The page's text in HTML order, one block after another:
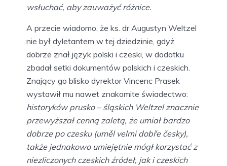
wsłuchać, aby zauważyć różnice.
A przecie wiadomo, że ks. dr Augustyn Weltzel
nie był dyletantem w tej dziedzinie, gdyż
dobrze znał język polski i czeski, w dodatku
zbadał setki dokumentów polskich i czeskich.
Znający go blisko dyrektor Vincenc Prasek
wystawił mu nawet znakomite świadectwo:
historyków prusko – śląskich Weltzel znacznie
przewyższał cenną zaletą, że umiał bardzo
dobrze po czesku (uměl velmi dobře česky),
także jednakowo umiejętnie mógł korzystać z
niezliczonych czeskich źródeł, jak i czeskich